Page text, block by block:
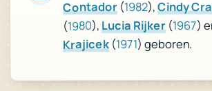
Contador(1982),Cindy
(1980), Lucia Rijker (1967)
Krajicek (1971) geboren.